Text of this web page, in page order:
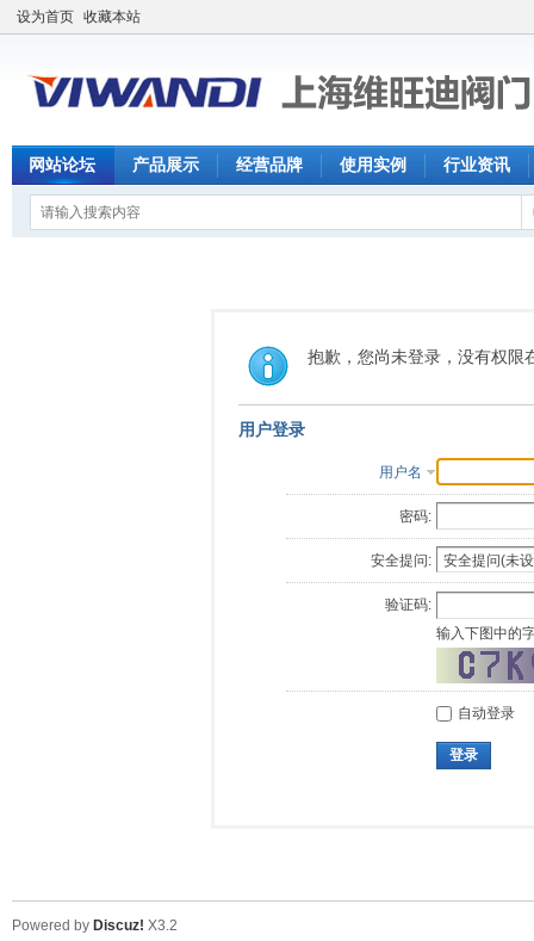
设为首页 收藏本站
网站论坛 产品展示 经营品牌 使用实例 行业资讯
抱歉，您尚未登录，没有权限
用户登录
用户名
密码:
安全提问:
验证码:
输入下图中的
自动登录
登录
Powered by Discuz! X3.2